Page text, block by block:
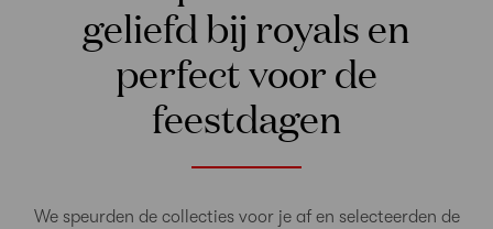
geliefd bij royals en
perfect voor de
feestdagen
We speurden de collecties voor je af en selecteerden de